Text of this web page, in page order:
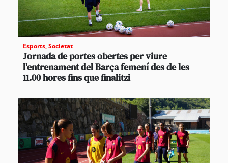
Esports,Societat
Jornada de portes obertes per viure
l’entrenament del Barça femení des de les
11.00 hores fins que finalitzi